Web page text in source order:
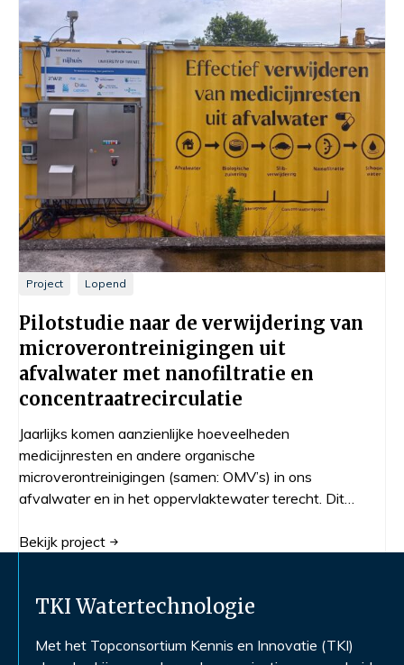
Project Lopend
Pilotstudie naar de verwijdering van
microverontreinigingen uit
afvalwater met nanofiltratie en
concentraatrecirculatie
Jaarlijks komen aanzienlijke hoeveelheden
medicijnresten en andere organische
microverontreinigingen (samen: OMV’s) in ons
afvalwater en in het oppervlaktewater terecht. Dit…
Bekijk project
TKI Watertechnologie
Met het Topconsortium Kennis en Innovatie (TKI)